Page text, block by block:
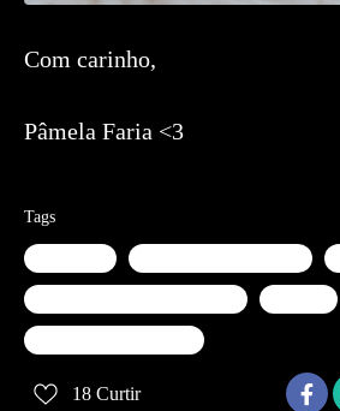
Com carinho,
Pâmela Faria <3
Tags
18 Curtir